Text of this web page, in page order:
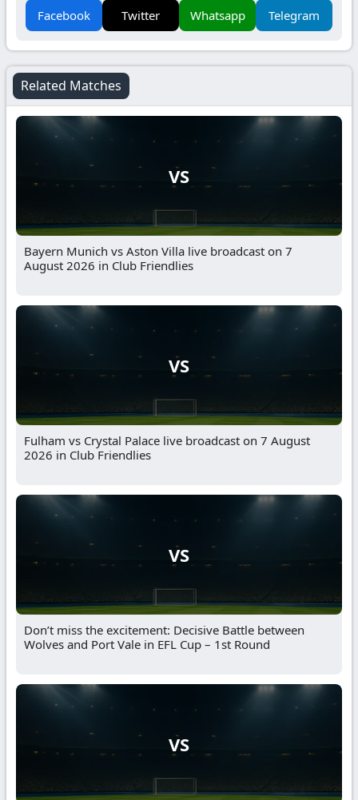
Facebook Twitter Whatsapp Telegram
Related Matches
VS
Bayern Munich vs Aston Villa live broadcast on 7
August 2026 in Club Friendlies
VS
Fulham vs Crystal Palace live broadcast on 7 August
2026 in Club Friendlies
VS
Don’t miss the excitement: Decisive Battle between
Wolves and Port Vale in EFL Cup – 1st Round
VS